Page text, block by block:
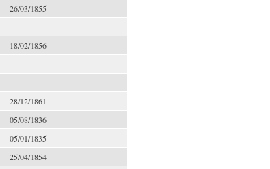
26/03/1855
18/02/1856
28/12/1861
05/08/1836
05/01/1835
25/04/1854